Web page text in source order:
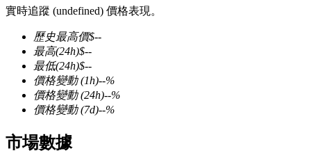
幣本位永續
以數字貨幣為保證金的永續合約
TradFi
實時追蹤 (undefined) 價格表現。
歷史最高價$--
最高(24h)$--
最低(24h)$--
價格變動(1h)--%
價格變動(24h)--%
價格變動(7d)--%
市場數據